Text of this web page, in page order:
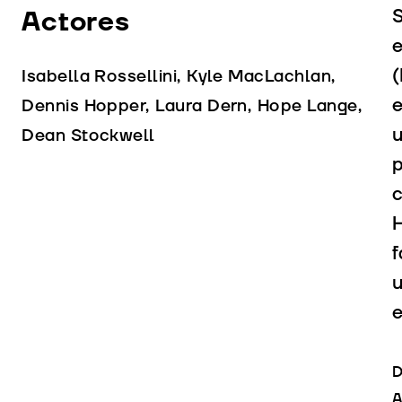
Actores
Isabella Rossellini, Kyle MacLachlan,
Dennis Hopper, Laura Dern, Hope Lange,
Dean Stockwell